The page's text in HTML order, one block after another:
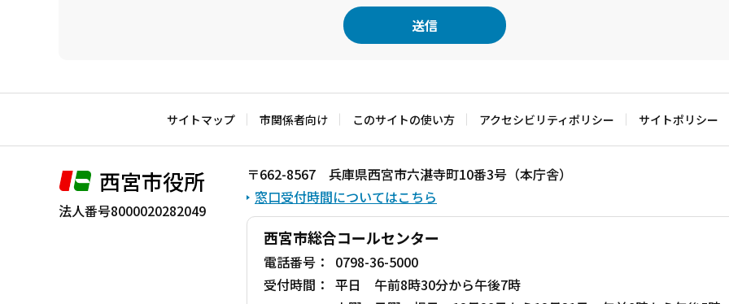
文
で
サイトマップ 市関係者向け このサイトの使い方 アクセシビリティポリシー サイトポリシー
西宮市役所
法人番号8000020282049
〒662-8567 兵庫県西宮市六湛寺町10番3号（本庁舎）
窓口受付時間についてはこちら
西宮市総合コールセンター
電話番号：
0798-36-5000
受付時間： 平日 午前8時30分から午後7時